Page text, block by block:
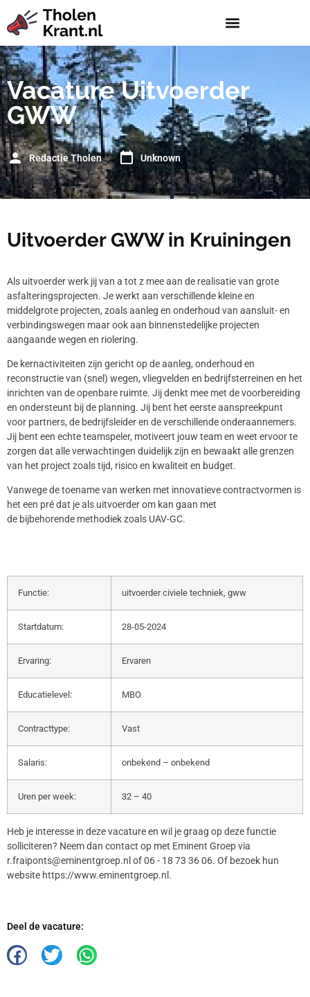
Vacature Uitvoerder
GWW
Redactie Tholen Unknown
Uitvoerder GWW in Kruiningen
Als uitvoerder werk jij van a tot z mee aan de realisatie van grote
asfalteringsprojecten. Je werkt aan verschillende kleine en
middelgrote projecten, zoals aanleg en onderhoud van aansluit- en
verbindingswegen maar ook aan binnenstedelijke projecten
aangaande wegen en riolering.
De kernactiviteiten zijn gericht op de aanleg, onderhoud en
reconstructie van (snel) wegen, vliegvelden en bedrijfsterreinen en het
inrichten van de openbare ruimte. Jij denkt mee met de voorbereiding
en ondersteunt bij de planning. Jij bent het eerste aanspreekpunt
voor partners, de bedrijfsleider en de verschillende onderaannemers.
Jij bent een echte teamspeler, motiveert jouw team en weet ervoor te
zorgen dat alle verwachtingen duidelijk zijn en bewaakt alle grenzen
van het project zoals tijd, risico en kwaliteit en budget.
Vanwege de toename van werken met innovatieve contractvormen is
het een pré dat je als uitvoerder om kan gaan met
de bijbehorende methodiek zoals UAV-GC.
Functie: uitvoerder civiele techniek, gww
Startdatum: 28-05-2024
Ervaring: Ervaren
Educatielevel: MBO
Contracttype: Vast
Salaris: onbekend – onbekend
Uren per week: 32 – 40
Heb je interesse in deze vacature en wil je graag op deze functie
solliciteren? Neem dan contact op met Eminent Groep via
r.fraiponts@eminentgroep.nl of 06 - 18 73 36 06. Of bezoek hun
website https://www.eminentgroep.nl.
Deel de vacature: